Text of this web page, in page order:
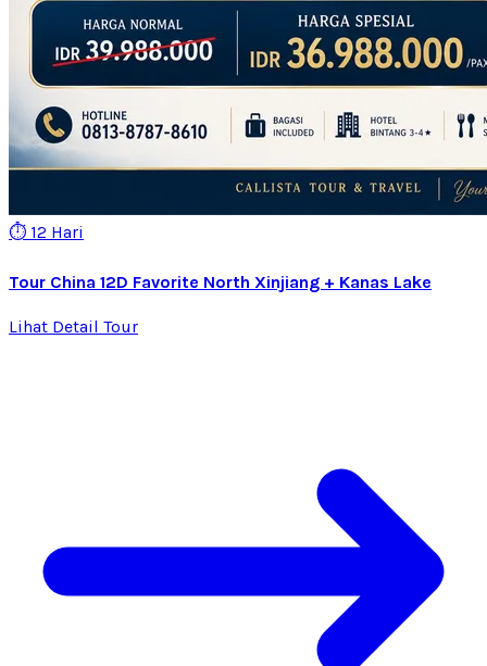
⏱️ 12 Hari
Tour China 12D Favorite North Xinjiang + Kanas Lake
Lihat Detail Tour